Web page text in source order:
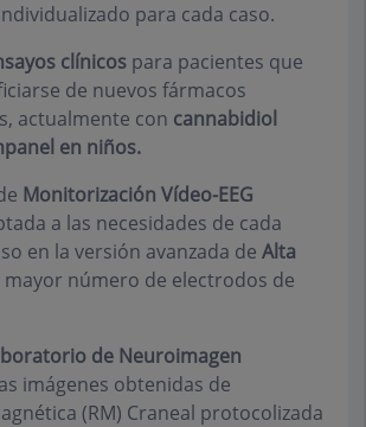
para cada caso.
clínicos para pacientes que
de nuevos fármacos
actualmente con cannabidiol
en niños.
Monitorización Vídeo-EEG
a las necesidades de cada
en la versión avanzada de Alta
mayor número de electrodos de
de Neuroimagen
imágenes obtenidas de
(RM) Craneal protocolizada